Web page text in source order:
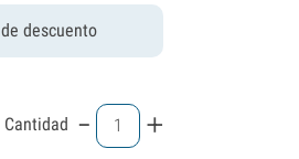
de descuento
Cantidad - +